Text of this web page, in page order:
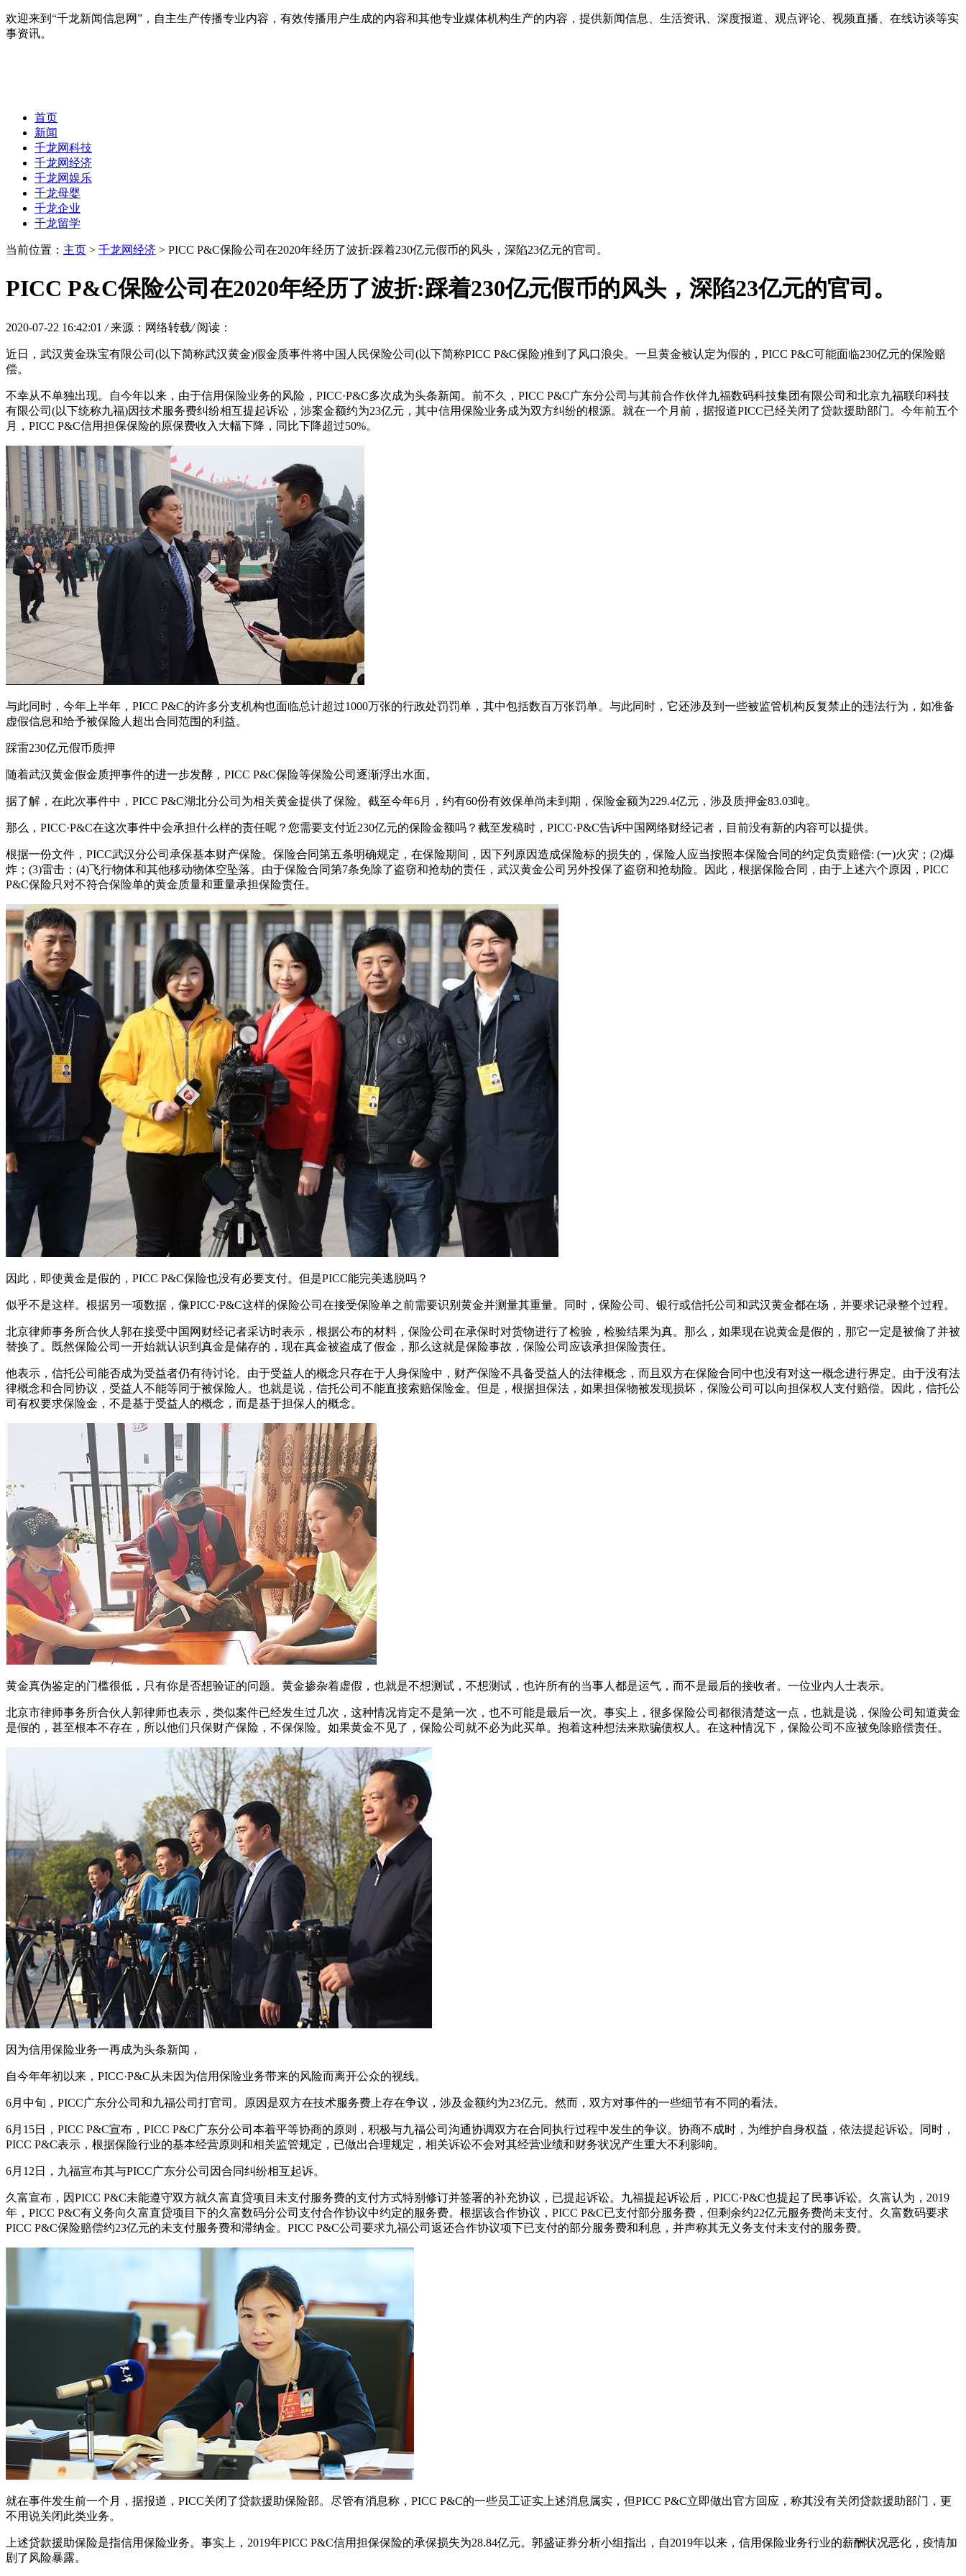
欢迎来到“千龙新闻信息网”，自主生产传播专业内容，有效传播用户生成的内容和其他专业媒体机构生产的内容，提供新闻信息、生活资讯、深度报道、观点评论、视频直播、在线访谈等实
事资讯。
首页
新闻
千龙网科技
千龙网经济
千龙网娱乐
千龙母婴
千龙企业
千龙留学
当前位置： 主页 > 千龙网经济 > PICC P&C保险公司在2020年经历了波折:踩着230亿元假币的风头，深陷23亿元的官司。
PICC P&C保险公司在2020年经历了波折:踩着230亿元假币的风头，深陷23亿元的官司。
2020-07-22 16:42:01 / 来源：网络转载/ 阅读：
近日，武汉黄金珠宝有限公司(以下简称武汉黄金)假金质事件将中国人民保险公司(以下简称PICC P&C保险)推到了风口浪尖。一旦黄金被认定为假的，PICC P&C可能面临230亿元的保险赔
偿。
不幸从不单独出现。自今年以来，由于信用保险业务的风险，PICC·P&C多次成为头条新闻。前不久，PICC P&C广东分公司与其前合作伙伴九福数码科技集团有限公司和北京九福联印科技
有限公司(以下统称九福)因技术服务费纠纷相互提起诉讼，涉案金额约为23亿元，其中信用保险业务成为双方纠纷的根源。就在一个月前，据报道PICC已经关闭了贷款援助部门。今年前五个
月，PICC P&C信用担保保险的原保费收入大幅下降，同比下降超过50%。
与此同时，今年上半年，PICC P&C的许多分支机构也面临总计超过1000万张的行政处罚罚单，其中包括数百万张罚单。与此同时，它还涉及到一些被监管机构反复禁止的违法行为，如准备
虚假信息和给予被保险人超出合同范围的利益。
踩雷230亿元假币质押
随着武汉黄金假金质押事件的进一步发酵，PICC P&C保险等保险公司逐渐浮出水面。
据了解，在此次事件中，PICC P&C湖北分公司为相关黄金提供了保险。截至今年6月，约有60份有效保单尚未到期，保险金额为229.4亿元，涉及质押金83.03吨。
那么，PICC·P&C在这次事件中会承担什么样的责任呢？您需要支付近230亿元的保险金额吗？截至发稿时，PICC·P&C告诉中国网络财经记者，目前没有新的内容可以提供。
根据一份文件，PICC武汉分公司承保基本财产保险。保险合同第五条明确规定，在保险期间，因下列原因造成保险标的损失的，保险人应当按照本保险合同的约定负责赔偿: (一)火灾；(2)爆
炸；(3)雷击；(4)飞行物体和其他移动物体空坠落。由于保险合同第7条免除了盗窃和抢劫的责任，武汉黄金公司另外投保了盗窃和抢劫险。因此，根据保险合同，由于上述六个原因，PICC
P&C保险只对不符合保险单的黄金质量和重量承担保险责任。
因此，即使黄金是假的，PICC P&C保险也没有必要支付。但是PICC能完美逃脱吗？
似乎不是这样。根据另一项数据，像PICC·P&C这样的保险公司在接受保险单之前需要识别黄金并测量其重量。同时，保险公司、银行或信托公司和武汉黄金都在场，并要求记录整个过程。
北京律师事务所合伙人郭在接受中国网财经记者采访时表示，根据公布的材料，保险公司在承保时对货物进行了检验，检验结果为真。那么，如果现在说黄金是假的，那它一定是被偷了并被
替换了。既然保险公司一开始就认识到真金是储存的，现在真金被盗成了假金，那么这就是保险事故，保险公司应该承担保险责任。
他表示，信托公司能否成为受益者仍有待讨论。由于受益人的概念只存在于人身保险中，财产保险不具备受益人的法律概念，而且双方在保险合同中也没有对这一概念进行界定。由于没有法
律概念和合同协议，受益人不能等同于被保险人。也就是说，信托公司不能直接索赔保险金。但是，根据担保法，如果担保物被发现损坏，保险公司可以向担保权人支付赔偿。因此，信托公
司有权要求保险金，不是基于受益人的概念，而是基于担保人的概念。
黄金真伪鉴定的门槛很低，只有你是否想验证的问题。黄金掺杂着虚假，也就是不想测试，不想测试，也许所有的当事人都是运气，而不是最后的接收者。一位业内人士表示。
北京市律师事务所合伙人郭律师也表示，类似案件已经发生过几次，这种情况肯定不是第一次，也不可能是最后一次。事实上，很多保险公司都很清楚这一点，也就是说，保险公司知道黄金
是假的，甚至根本不存在，所以他们只保财产保险，不保保险。如果黄金不见了，保险公司就不必为此买单。抱着这种想法来欺骗债权人。在这种情况下，保险公司不应被免除赔偿责任。
因为信用保险业务一再成为头条新闻，
自今年年初以来，PICC·P&C从未因为信用保险业务带来的风险而离开公众的视线。
6月中旬，PICC广东分公司和九福公司打官司。原因是双方在技术服务费上存在争议，涉及金额约为23亿元。然而，双方对事件的一些细节有不同的看法。
6月15日，PICC P&C宣布，PICC P&C广东分公司本着平等协商的原则，积极与九福公司沟通协调双方在合同执行过程中发生的争议。协商不成时，为维护自身权益，依法提起诉讼。同时，
PICC P&C表示，根据保险行业的基本经营原则和相关监管规定，已做出合理规定，相关诉讼不会对其经营业绩和财务状况产生重大不利影响。
6月12日，九福宣布其与PICC广东分公司因合同纠纷相互起诉。
久富宣布，因PICC P&C未能遵守双方就久富直贷项目未支付服务费的支付方式特别修订并签署的补充协议，已提起诉讼。九福提起诉讼后，PICC·P&C也提起了民事诉讼。久富认为，2019
年，PICC P&C有义务向久富直贷项目下的久富数码分公司支付合作协议中约定的服务费。根据该合作协议，PICC P&C已支付部分服务费，但剩余约22亿元服务费尚未支付。久富数码要求
PICC P&C保险赔偿约23亿元的未支付服务费和滞纳金。PICC P&C公司要求九福公司返还合作协议项下已支付的部分服务费和利息，并声称其无义务支付未支付的服务费。
就在事件发生前一个月，据报道，PICC关闭了贷款援助保险部。尽管有消息称，PICC P&C的一些员工证实上述消息属实，但PICC P&C立即做出官方回应，称其没有关闭贷款援助部门，更
不用说关闭此类业务。
上述贷款援助保险是指信用保险业务。事实上，2019年PICC P&C信用担保保险的承保损失为28.84亿元。郭盛证券分析小组指出，自2019年以来，信用保险业务行业的薪酬状况恶化，疫情加
剧了风险暴露。